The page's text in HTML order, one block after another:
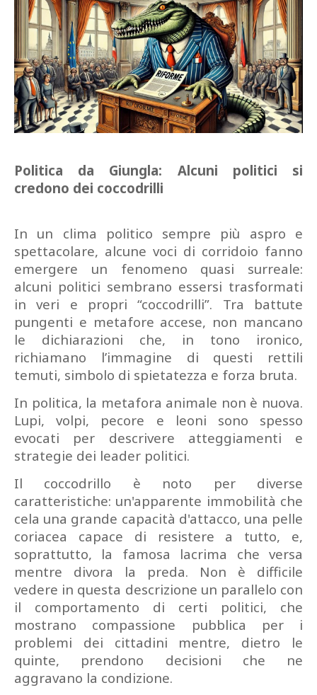
Politica da Giungla: Alcuni politici si
credono dei coccodrilli
In un clima politico sempre più aspro e
spettacolare, alcune voci di corridoio fanno
emergere un fenomeno quasi surreale:
alcuni politici sembrano essersi trasformati
in veri e propri “coccodrilli”. Tra battute
pungenti e metafore accese, non mancano
le dichiarazioni che, in tono ironico,
richiamano l’immagine di questi rettili
temuti, simbolo di spietatezza e forza bruta.
In politica, la metafora animale non è nuova.
Lupi, volpi, pecore e leoni sono spesso
evocati per descrivere atteggiamenti e
strategie dei leader politici.
Il coccodrillo è noto per diverse
caratteristiche: un'apparente immobilità che
cela una grande capacità d'attacco, una pelle
coriacea capace di resistere a tutto, e,
soprattutto, la famosa lacrima che versa
mentre divora la preda. Non è difficile
vedere in questa descrizione un parallelo con
il comportamento di certi politici, che
mostrano compassione pubblica per i
problemi dei cittadini mentre, dietro le
quinte, prendono decisioni che ne
aggravano la condizione.